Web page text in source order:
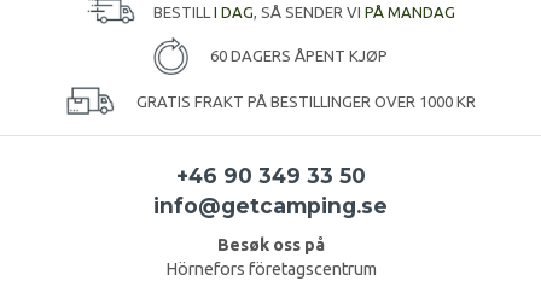
BESTILL I DAG , SÅ SENDER VI PÅ MANDAG
60 DAGERS ÅPENT KJØP
GRATIS FRAKT PÅ BESTILLINGER OVER 1000 KR
+46 90 349 33 50
info@getcamping.se
Besøk oss på
Hörnefors företagscentrum